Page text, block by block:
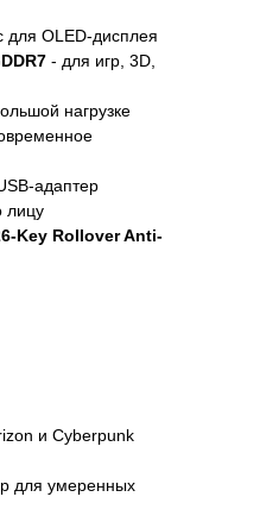
для OLED-дисплея
- для игр, 3D,
нагрузке
адаптер
лицу
Key Rollover Anti-
и Cyberpunk
для умеренных